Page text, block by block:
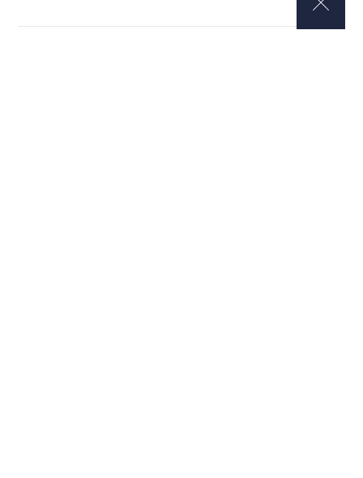
catastróficas, los sobrevivientes enfrentan obstáculos
físicos, financieros y emocionales. Los accidentes